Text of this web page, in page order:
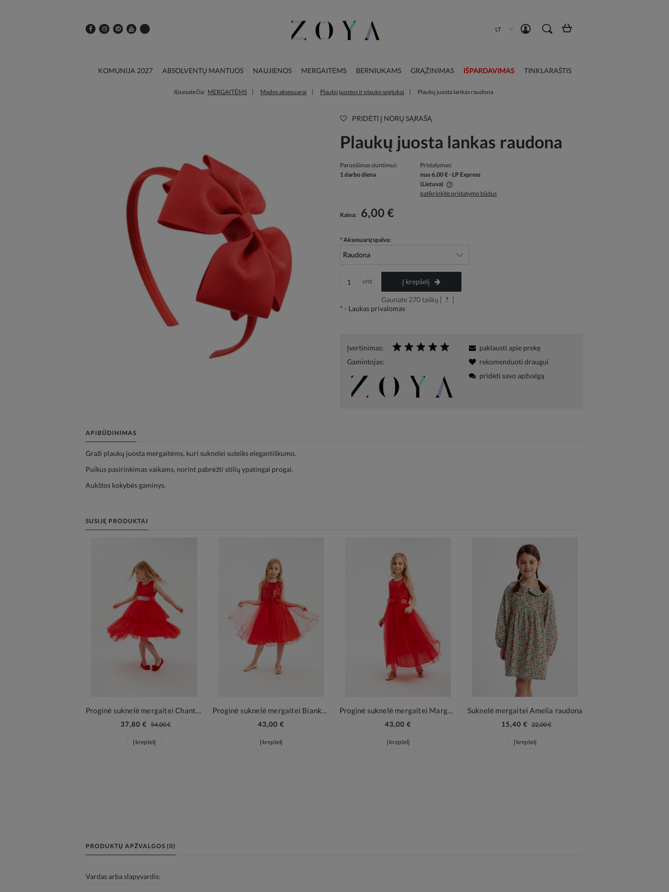
LT
KOMUNIJA 2027 ABSOLVENTŲ MANTIJOS NAUJIENOS MERGAITĖMS BERNIUKAMS GRĄŽINIMAS IŠPARDAVIMAS TINKLARAŠTIS
Jūs esate čia: MERGAITĖMS Mados aksesuarai Plaukų juostos ir plaukų segtukai Plaukų juosta lankas raudona
PRIDĖTI Į NORŲ SĄRAŠĄ
Plaukų juosta lankas raudona
Paruošimas siuntimui:
1 darbo diena
Pristatymas:
nuo 6,00 €- LP Express
(Lietuva)
išlaidos
patikrinkite pristatymo būdus
Kaina: 6,00 €
* Aksesuarų spalva:
vnt Į krepšelį
Gaunate 270taškų [ ? ]
* - Laukas privalomas
Įvertinimas:
Gamintojas:
paklausti apie prekę
rekomenduoti draugui
pridėti savo apžvalgą
APIBŪDINIMAS
Graži plaukų juosta mergaitėms, kuri suknelei suteiks elegantiškumo.
Puikus pasirinkimas vaikams, norint pabrėžti stilių ypatingai progai.
Aukštos kokybės gaminys.
SUSIJĘ PRODUKTAI
Proginė suknelė mergaitei Chantal red
37,80 € 54,00 €
Į krepšelį
Proginė suknelė mergaitei Bianka red
43,00 €
Į krepšelį
Proginė suknelė mergaitei Margaret red
43,00 €
Į krepšelį
Suknelė mergaitei Amelia raudona
15,40 € 22,00 €
Į krepšelį
PRODUKTŲ APŽVALGOS (0)
Vardas arba slapyvardis: